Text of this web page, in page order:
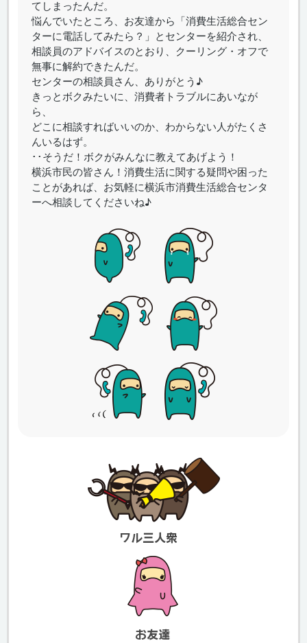
てしまったんだ。
悩んでいたところ、お友達から「消費生活総合セン
ターに電話してみたら？」とセンターを紹介され、
相談員のアドバイスのとおり、クーリング・オフで
無事に解約できたんだ。
センターの相談員さん、ありがとう♪
きっとボクみたいに、消費者トラブルにあいなが
ら、
どこに相談すればいいのか、わからない人がたくさ
んいるはず。
･･そうだ！ボクがみんなに教えてあげよう！
横浜市民の皆さん！消費生活に関する疑問や困った
ことがあれば、お気軽に横浜市消費生活総合センタ
ーへ相談してくださいね♪